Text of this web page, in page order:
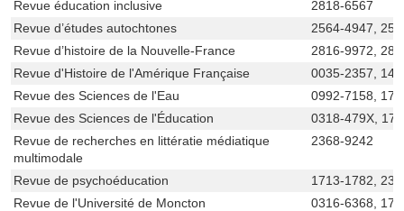
Revue éducation inclusive
2818-6567
Revue d’études autochtones
2564-4947,
Revue d’histoire de la Nouvelle-France
2816-9972,
Revue d'Histoire de l'Amérique Française
0035-2357,
Revue des Sciences de l'Eau
0992-7158,
Revue des Sciences de l'Éducation
0318-479X,
Revue de recherches en littératie médiatique
multimodale
2368-9242
Revue de psychoéducation
1713-1782,
Revue de l'Université de Moncton
0316-6368,